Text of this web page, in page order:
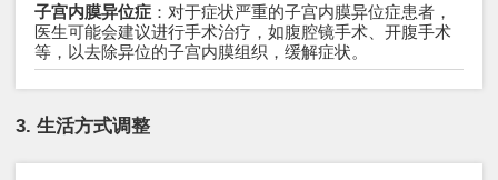
子宫内膜异位症：对于症状严重的子宫内膜异位症患者，
医生可能会建议进行手术治疗，如腹腔镜手术、开腹手术
等，以去除异位的子宫内膜组织，缓解症状。
3. 生活方式调整